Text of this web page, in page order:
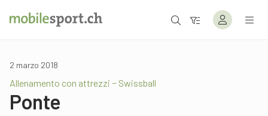
2 marzo 2018
Allenamento con attrezzi − Swissball
Ponte